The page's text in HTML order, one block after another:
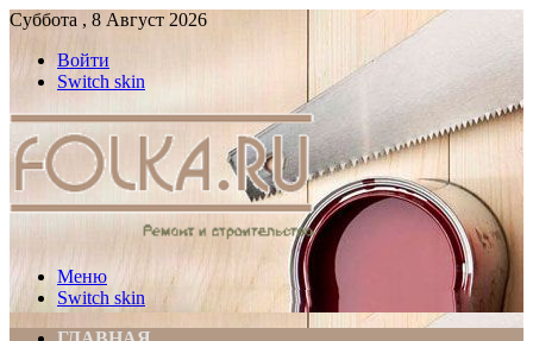
Суббота , 8 Август 2026
Войти
Switch skin
Меню
Switch skin